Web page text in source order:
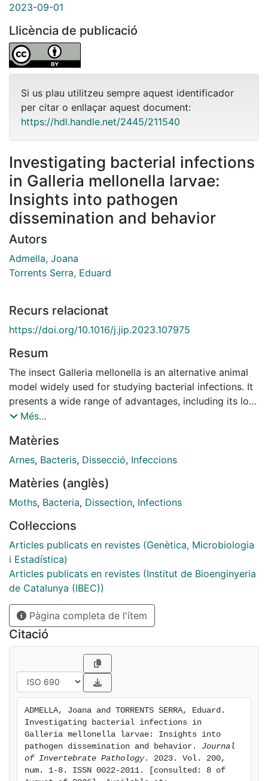
2023-09-01
Llicència de publicació
Si us plau utilitzeu sempre aquest identificador
per citar o enllaçar aquest document:
https://hdl.handle.net/2445/211540
Investigating bacterial infections
in Galleria mellonella larvae:
Insights into pathogen
dissemination and behavior
Autors
Admella, Joana
Torrents Serra, Eduard
Recurs relacionat
https://doi.org/10.1016/j.jip.2023.107975
Resum
The insect Galleria mellonella is an alternative animal
model widely used for studying bacterial infections. It
presents a wide range of advantages, including its low
cost, easy maintenance and lack of ethical constraints.
very similar to that of mammals. In this study, we
dissected several larvae infected with important
Staphylococcus aureus and Pseudomonas aeruginosa.
By observing the fat body, gut, trachea, and
describe where bacteria tend to disseminate. We also
quantified the number of bacteria in the hemolymph
throughout the infection course and found significant
differences between the different pathogens. With this
work, we aimed to better understand the behavior and
dissemination of bacteria in the infected larvae.
Més...
Matèries
Arnes, Bacteris, Dissecció, Infeccions
Matèries (anglès)
Moths, Bacteria, Dissection, Infections
Col·leccions
Articles publicats en revistes (Genètica, Microbiologia
i Estadística)
Articles publicats en revistes (Institut de Bioenginyeria
de Catalunya (IBEC))
Pàgina completa de l'ítem
Citació
ADMELLA, Joana and TORRENTS SERRA, Eduard.
Investigating bacterial infections in
Galleria mellonella larvae: Insights into
pathogen dissemination and behavior. Journal
of Invertebrate Pathology. 2023. Vol. 200,
num. 1-8. ISSN 0022-2011. [consulted: 8 of